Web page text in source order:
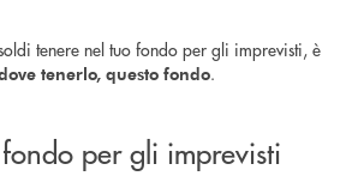
tenere nel tuo fondo per gli imprevisti, è
tenerlo, questo fondo.
per gli imprevisti